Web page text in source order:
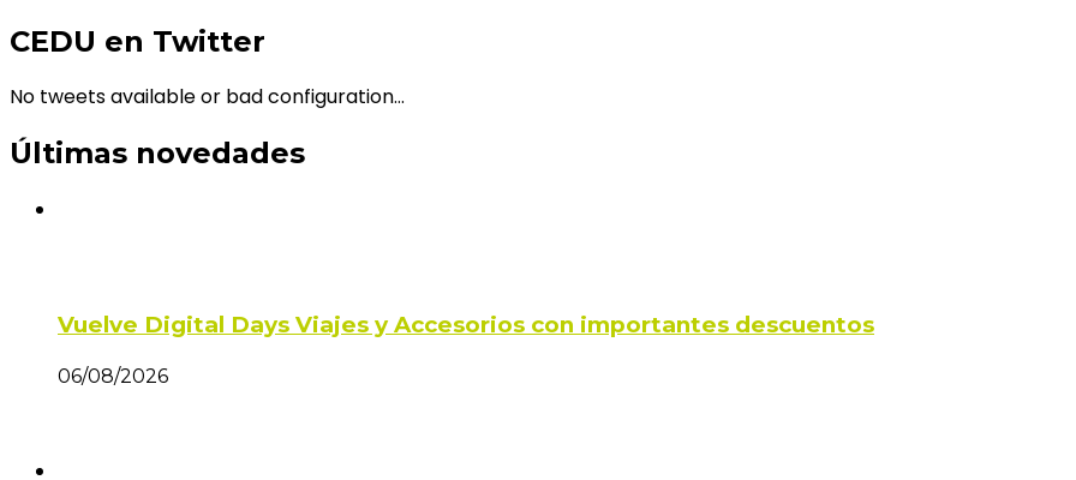
CEDU en Twitter
No tweets available or bad configuration...
Últimas novedades
Vuelve Digital Days Viajes y Accesorios con importantes descuentos
06/08/2026